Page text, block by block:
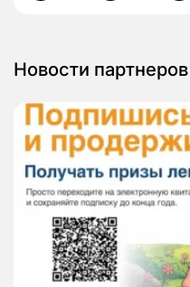
Новости партнеров